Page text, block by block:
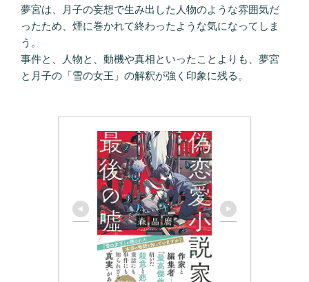
夢宮は、月子の妄想で生み出した人物のような雰囲気だ
ったため、煙に巻かれて終わったような気になってしま
う。
事件と、人物と、動機や真相といったことよりも、夢宮
と月子の「雪の女王」の解釈が強く印象に残る。